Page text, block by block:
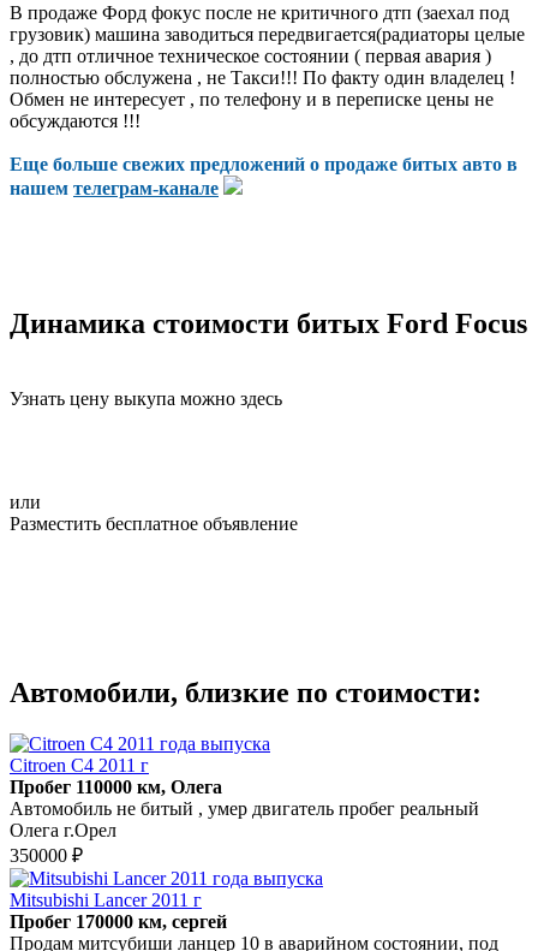
В продаже Форд фокус после не критичного дтп (заехал под
грузовик) машина заводиться передвигается(радиаторы целые
, до дтп отличное техническое состоянии ( первая авария )
полностью обслужена , не Такси!!! По факту один владелец !
Обмен не интересует , по телефону и в переписке цены не
обсуждаются !!!
Еще больше свежих предложений о продаже битых авто в
нашем телеграм-канале
Динамика стоимости битых Ford Focus
Узнать цену выкупа можно здесь
или
Разместить бесплатное объявление
Автомобили, близкие по стоимости:
Citroen C4 2011 г
Пробег 110000 км, Олега
Автомобиль не битый , умер двигатель пробег реальный
Олега г.Орел
350000 ₽
Mitsubishi Lancer 2011 г
Пробег 170000 км, сергей
Продам митсубиши ланцер 10 в аварийном состоянии, под